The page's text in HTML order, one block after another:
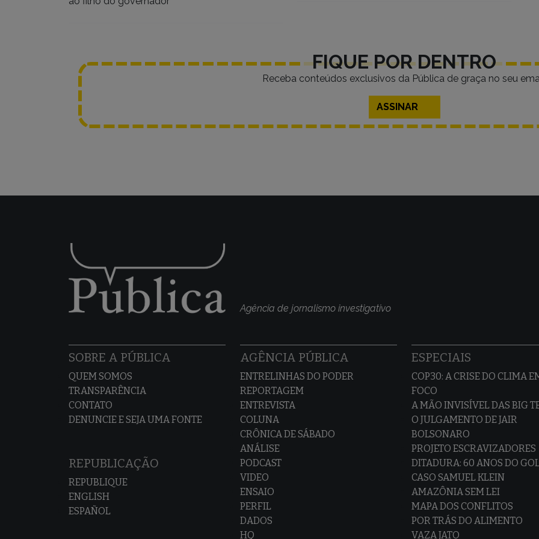
FIQUE POR DENTRO
Receba conteúdos exclusivos da Pública de graça no seu
ASSINAR
Agência de jornalismo investigativo
SOBRE A PÚBLICA
QUEM SOMOS
TRANSPARÊNCIA
CONTATO
DENUNCIE E SEJA UMA FONTE
REPUBLICAÇÃO
REPUBLIQUE
ENGLISH
ESPAÑOL
AGÊNCIA PÚBLICA
ENTRELINHAS DO PODER
REPORTAGEM
ENTREVISTA
COLUNA
CRÔNICA DE SÁBADO
ANÁLISE
PODCAST
VIDEO
ENSAIO
PERFIL
DADOS
HQ
ESPECIAIS
COP30: A CRISE DO CLIMA
FOCO
A MÃO INVISÍVEL DAS BIG
O JULGAMENTO DE JAIR
BOLSONARO
PROJETO ESCRAVIZADORES
DITADURA: 60 ANOS DO
CASO SAMUEL KLEIN
AMAZÔNIA SEM LEI
MAPA DOS CONFLITOS
POR TRÁS DO ALIMENTO
VAZA JATO